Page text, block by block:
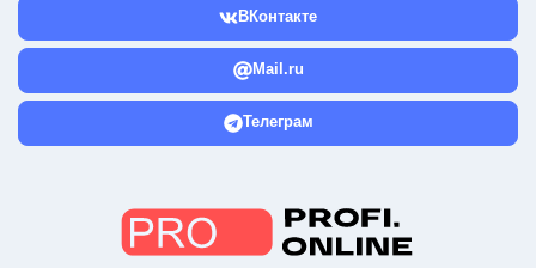
ВКонтакте
Mail.ru
Телеграм